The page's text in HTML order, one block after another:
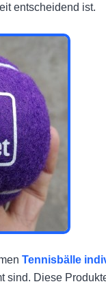
entscheidend ist.
Tennisbälle
sind. Diese